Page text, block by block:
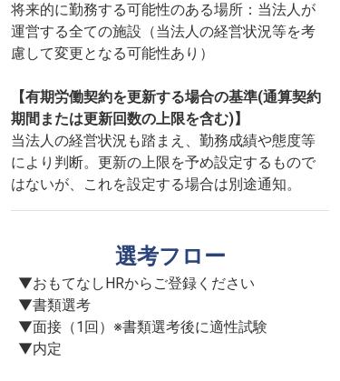
将来的に勤務する可能性のある場所：当法人が
運営する全ての施設（当法人の経営状況等を考
慮して変更となる可能性あり）
【有期労働契約を更新する場合の基準(通算契約
期間または更新回数の上限を含む)】
当法人の経営状況も踏まえ、勤務成績や態度等
により判断。更新の上限を予め設定するもので
はないが、これを設定する場合は別途通知。
選考フロー
▼おもてなしHRからご登録ください
▼書類選考
▼面接（1回）※書類選考後に適性試験
▼内定